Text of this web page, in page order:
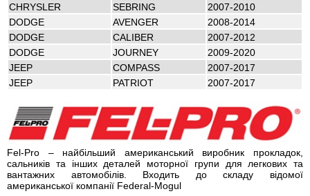
CHRYSLER
SEBRING
2007-2010
DODGE
AVENGER
2008-2014
DODGE
CALIBER
2007-2012
DODGE
JOURNEY
2009-2020
JEEP
COMPASS
2007-2017
JEEP
PATRIOT 2007-2017
Fel-Pro – найбільший американський виробник прокладок,
сальників та інших деталей моторної групи для легкових та
вантажних автомобілів. Входить до складу відомої
американської компанії Federal-Mogul